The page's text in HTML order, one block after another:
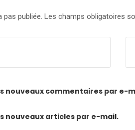
pas publiée. Les champs obligatoires
nouveaux commentaires par e-
nouveaux articles par e-mail.